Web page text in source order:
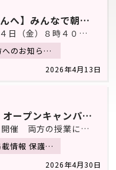
【在校生のみなさんへ】みんなで朝ごはん食べよう！！（100円おにぎり販売）
【お知らせ】４月２４日（金）８時４０分から本館１階ロビーにて”100円でおにぎり”を販売いたします。…
カテゴリ:在学生の方へのお知らせ 新着情報
2026年4月13日
５月２３日（土） オープンキャンパス「模擬授業」
※１講座45分×２回開催 両方の授業に参加できます。
カテゴリ:メディア掲載情報 保護者・教員の方へのお知らせ 入学希望の方へのお知らせ 新着情報
2026年4月30日